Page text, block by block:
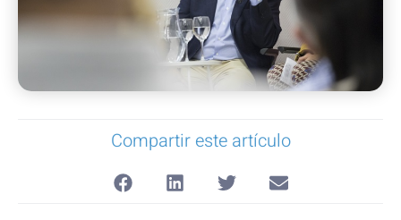
Compartir este artículo